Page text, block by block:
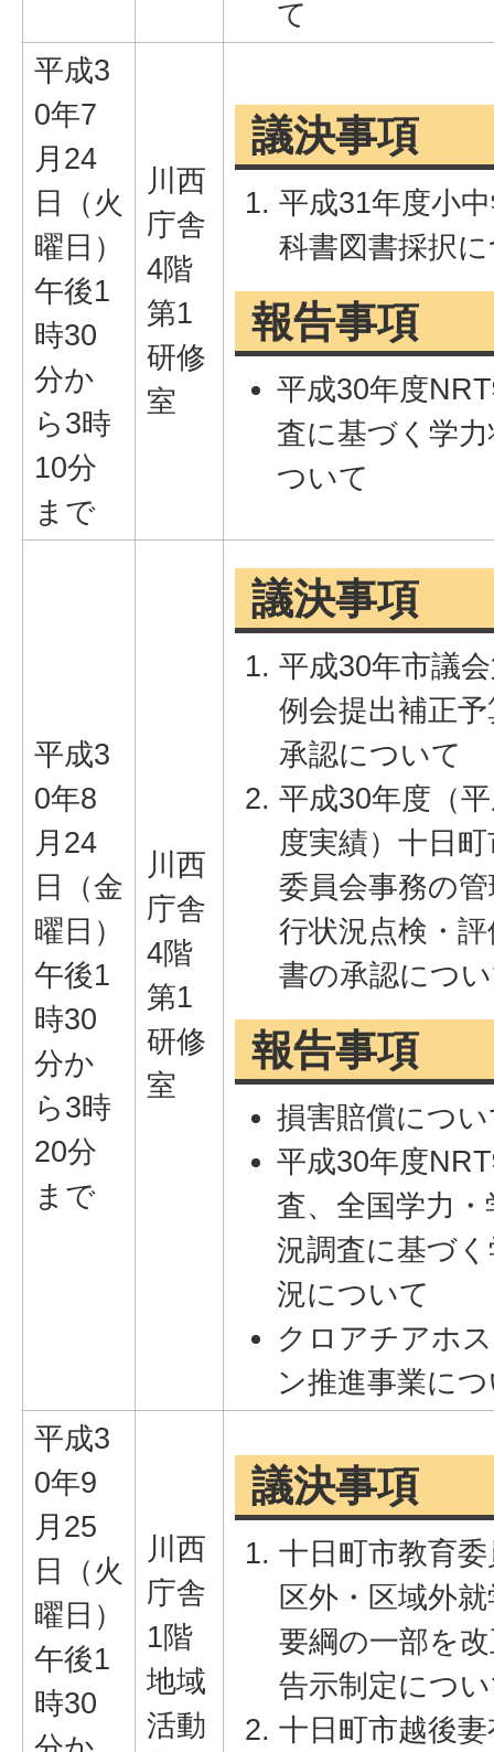
て
平成3
0年7
月24
日（火
曜日）
午後1
時30
分か
ら3時
10分
まで
川西
庁舎
4階
第1
研修
室
議決事項
平成31年度小
科書図書採択
報告事項
平成30年度
査に基づく学
ついて
平成3
0年8
月24
日（金
曜日）
午後1
時30
分か
ら3時
20分
まで
川西
庁舎
4階
第1
研修
室
議決事項
平成30年市議
例会提出補正
承認について
平成30年度（
度実績）十日
委員会事務の
行状況点検・
書の承認につ
報告事項
損害賠償につ
平成30年度
査、全国学力・
況調査に基づ
況について
クロアチアホ
ン推進事業に
平成3
0年9
月25
日（火
曜日）
午後1
時30
川西
庁舎
1階
地域
活動
議決事項
十日町市教育
区外・区域外
要綱の一部を
告示制定につ
十日町市越後